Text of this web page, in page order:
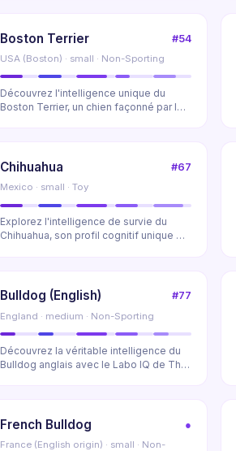
Boston Terrier #54
USA (Boston) · small · Non-Sporting
Découvrez l'intelligence unique du
Boston Terrier, un chien façonné par la
Chihuahua #67
Mexico · small · Toy
Explorez l'intelligence de survie du
Chihuahua, son profil cognitif unique et
Bulldog (English) #77
England · medium · Non-Sporting
Découvrez la véritable intelligence du
Bulldog anglais avec le Labo IQ de The
French Bulldog ●
France (English origin) · small · Non-